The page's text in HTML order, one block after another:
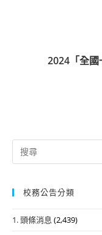
2024「全國
Search
for:
校務公告分類
1. 頭條消息 (2,439)